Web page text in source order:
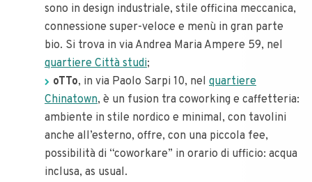
sono in design industriale, stile officina meccanica,
connessione super-veloce e menù in gran parte
bio. Si trova in via Andrea Maria Ampere 59, nel
quartiere Città studi;
oTTo, in via Paolo Sarpi 10, nel quartiere
Chinatown, è un fusion tra coworking e caffetteria:
ambiente in stile nordico e minimal, con tavolini
anche all’esterno, offre, con una piccola fee,
possibilità di “coworkare” in orario di ufficio: acqua
inclusa, as usual.